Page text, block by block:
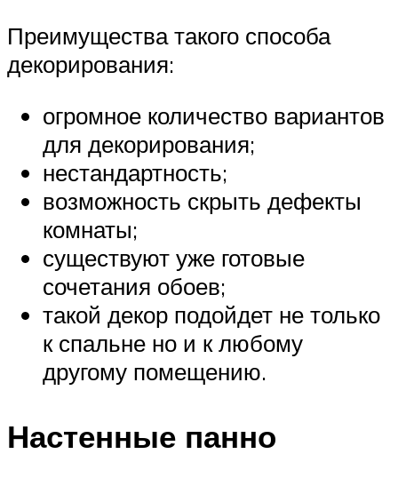
Преимущества такого способа
декорирования:
огромное количество вариантов
для декорирования;
нестандартность;
возможность скрыть дефекты
комнаты;
существуют уже готовые
сочетания обоев;
такой декор подойдет не только
к спальне но и к любому
другому помещению.
Настенные панно